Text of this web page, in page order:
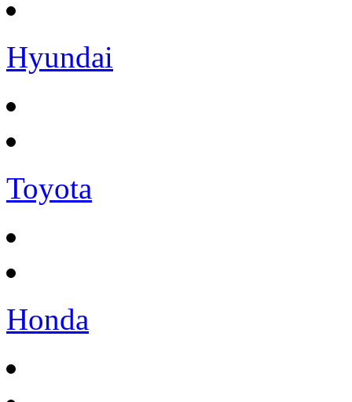
Hyundai
Toyota
Honda